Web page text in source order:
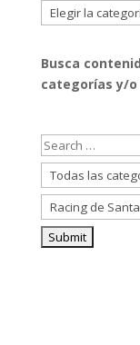
Filtrar
por
Busca
categorías y/